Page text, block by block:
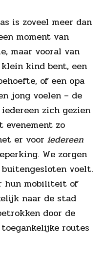
is zoveel meer dan
moment van
maar vooral van
kind bent, een
of een opa
jong voelen – de
zich gezien
evenement zo
er voor iedereen
We zorgen
voelt.
hun mobiliteit of
naar de stad
door de
routes